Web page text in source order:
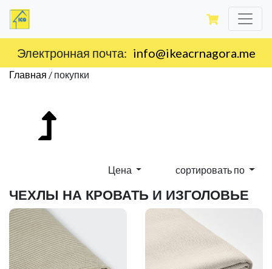
Электронная почта: info@ikeacrnagora.me
Главная / покупки
Цена сортировать по
ЧЕХЛЫ НА КРОВАТЬ И ИЗГОЛОВЬЕ